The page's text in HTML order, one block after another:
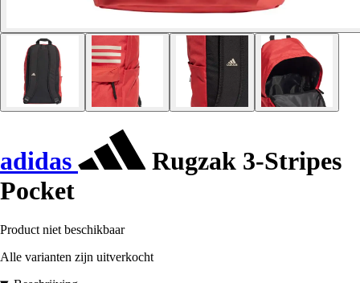
adidas
Rugzak 3-Stripes
Pocket
Product niet beschikbaar
Alle varianten zijn uitverkocht